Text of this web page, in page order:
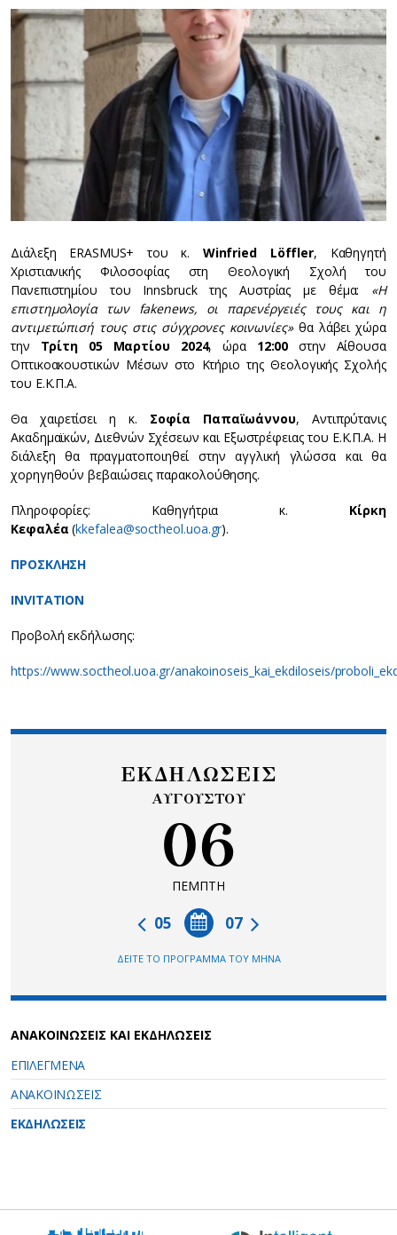
Διάλεξη ERASMUS+ του κ. Winfried Löffler, Καθηγητή
Χριστιανικής Φιλοσοφίας στη Θεολογική Σχολή του
Πανεπιστημίου του Innsbruck της Αυστρίας με θέμα: «Η
επιστημολογία των fakenews, οι παρενέργειές τους και η
αντιμετώπισή τους στις σύγχρονες κοινωνίες»θα λάβει χώρα
την Τρίτη 05 Μαρτίου 2024, ώρα 12:00 στην Αίθουσα
Οπτικοακουστικών Μέσων στο Κτήριο της Θεολογικής Σχολής
του Ε.Κ.Π.Α.
Θα χαιρετίσει η κ. Σοφία Παπαϊωάννου, Αντιπρύτανις
Ακαδημαϊκών, Διεθνών Σχέσεων και Εξωστρέφειας του Ε.Κ.Π.Α. Η
διάλεξη θα πραγματοποιηθεί στην αγγλική γλώσσα και θα
χορηγηθούν βεβαιώσεις παρακολούθησης.
Πληροφορίες: Καθηγήτρια κ. Κίρκη
Κεφαλέα (kkefalea@soctheol.uoa.gr).
ΠΡΟΣΚΛΗΣΗ
INVITATION
Προβολή εκδήλωσης:
https://www.soctheol.uoa.gr/anakoinoseis_kai_ekdiloseis/
ΕΚΔΗΛΩΣΕΙΣ
ΑΥΓΟΥΣΤΟΥ
06
ΠΕΜΠΤΗ
07
05
ΔΕΙΤΕ ΤΟ ΠΡΟΓΡΑΜΜΑ ΤΟΥ ΜΗΝΑ
ΑΝΑΚΟΙΝΩΣΕΙΣ ΚΑΙ ΕΚΔΗΛΩΣΕΙΣ
ΕΠΙΛΕΓΜΕΝΑ
ΑΝΑΚΟΙΝΩΣΕΙΣ
ΕΚΔΗΛΩΣΕΙΣ